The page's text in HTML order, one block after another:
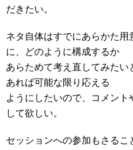
だきたい。
ネタ自体はすでにあらかた用
に、どのように構成するか
あらためて考え直してみた
あれば可能な限り応える
ようにしたいので、コメント
して欲しい。
セッションへの参加もさるこ